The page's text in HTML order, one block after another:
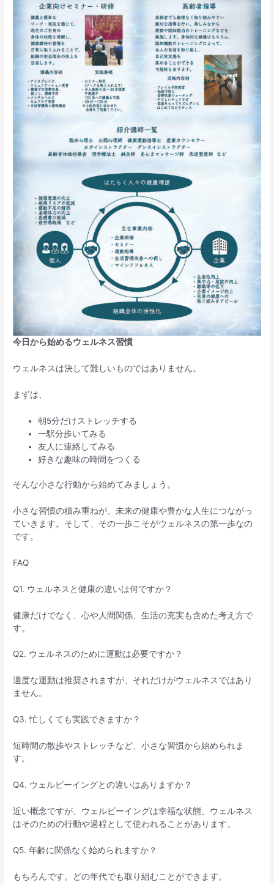
今日から始めるウェルネス習慣
ウェルネスは決して難しいものではありません。
まずは、
朝5分だけストレッチする
一駅分歩いてみる
友人に連絡してみる
好きな趣味の時間をつくる
そんな小さな行動から始めてみましょう。
小さな習慣の積み重ねが、未来の健康や豊かな人生につながっ
ていきます。そして、その一歩こそがウェルネスの第一歩なの
です。
FAQ
Q1. ウェルネスと健康の違いは何ですか？
健康だけでなく、心や人間関係、生活の充実も含めた考え方で
す。
Q2. ウェルネスのために運動は必要ですか？
適度な運動は推奨されますが、それだけがウェルネスではあり
ません。
Q3. 忙しくても実践できますか？
短時間の散歩やストレッチなど、小さな習慣から始められま
す。
Q4. ウェルビーイングとの違いはありますか？
近い概念ですが、ウェルビーイングは幸福な状態、ウェルネス
はそのための行動や過程として使われることがあります。
Q5. 年齢に関係なく始められますか？
もちろんです。どの年代でも取り組むことができます。